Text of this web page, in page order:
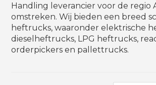
Handling leverancier voor de regio
omstreken. Wij bieden een breed
heftrucks, waaronder elektrische
dieselheftrucks, LPG heftrucks,
orderpickers en pallettrucks.